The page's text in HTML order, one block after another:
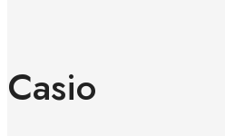
Casio